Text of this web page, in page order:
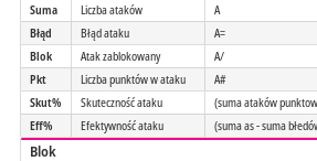
Suma Liczba ataków
A
Błąd
Błąd ataku
A=
Blok
Atak zablokowany
A/
Pkt
Liczba punktów w ataku
A#
Skut%
Skuteczność ataku
(suma ataków
Eff%
Efektywność ataku (suma as - suma
Blok